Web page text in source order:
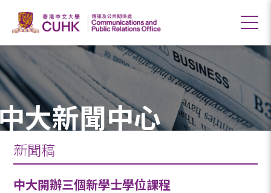
大新聞中心
新聞稿
中大開辦三個新學士學位課程